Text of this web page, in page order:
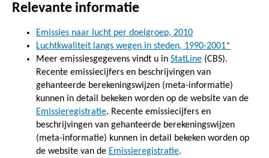
Relevante informatie
Emissies naar lucht per doelgroep, 2010
Luchtkwaliteit langs wegen in steden, 1990-2001*
Meer emissiesgegevens vindt u in StatLine (CBS).
Recente emissiecijfers en beschrijvingen van
gehanteerde berekeningswijzen (meta-informatie)
kunnen in detail bekeken worden op de website van de
Emissieregistratie. Recente emissiecijfers en
beschrijvingen van gehanteerde berekeningswijzen
(meta-informatie) kunnen in detail bekeken worden op
de website van de Emissieregistratie.